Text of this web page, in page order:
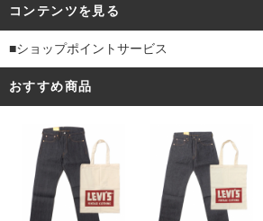
コンテンツを見る
■ショップポイントサービス
おすすめ商品